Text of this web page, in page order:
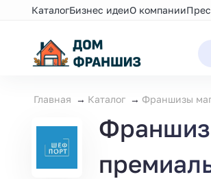
КаталогБизнес идеиО компании
Главная Каталог Франшизы